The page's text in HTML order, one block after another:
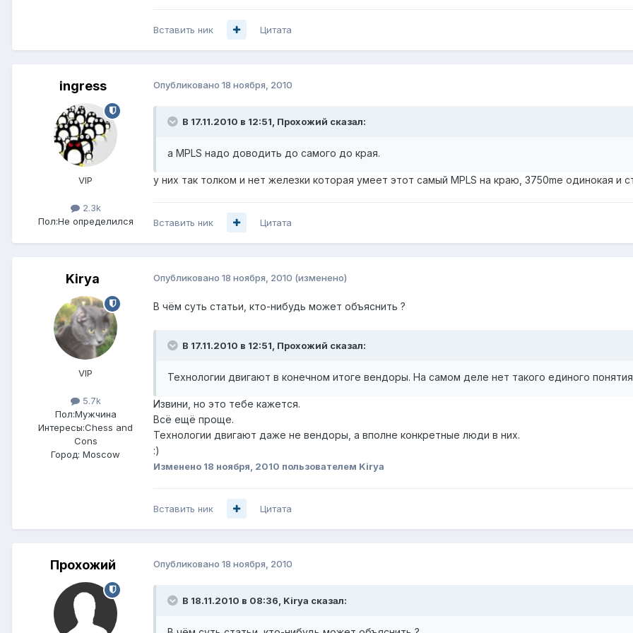
Вставить ник Цитата
ingress
VIP
2.3k
Пол:Не определился
Опубликовано 18 ноября, 2010
В 17.11.2010 в 12:51, Прохожий сказал:
а MPLS надо доводить до самого до края.
у них так толком и нет железки которая умеет этот самый MPLS на краю, 3750me одинокая и
Вставить ник Цитата
Kirya
VIP
5.7k
Пол:Мужчина
Интересы:Chess and
Cons
Город: Moscow
Опубликовано 18 ноября, 2010 (изменено)
В чём суть статьи, кто-нибудь может объяснить ?
В 17.11.2010 в 12:51, Прохожий сказал:
Технологии двигают в конечном итоге вендоры. На самом деле нет такого единого
Извини, но это тебе кажется.
Всё ещё проще.
Технологии двигают даже не вендоры, а вполне конкретные люди в них.
:)
Изменено 18 ноября, 2010 пользователем Kirya
Вставить ник Цитата
Прохожий Опубликовано 18 ноября, 2010
В 18.11.2010 в 08:36, Kirya сказал: